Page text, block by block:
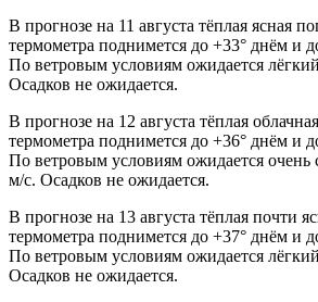
В прогнозе на 11 августа тёплая ясная
термометра поднимется до +33° днём и
По ветровым условиям ожидается
Осадков не ожидается.
В прогнозе на 12 августа тёплая
термометра поднимется до +36° днём и
По ветровым условиям ожидается очень
м/с. Осадков не ожидается.
В прогнозе на 13 августа тёплая почти
термометра поднимется до +37° днём и
По ветровым условиям ожидается
Осадков не ожидается.